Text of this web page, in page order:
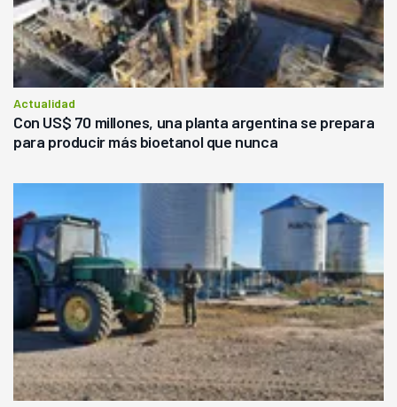
Actualidad
Con US$ 70 millones, una planta argentina se prepara
para producir más bioetanol que nunca